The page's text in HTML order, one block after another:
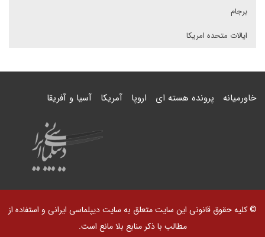
برجام
ایالات متحده امریکا
خاورمیانه پرونده هسته ای اروپا آمریکا آسیا و آفریقا
© کلیه حقوق قانونی این سایت متعلق به سایت دیپلماسی ایرانی و استفاده از
مطالب با ذکر منابع بلا مانع است.